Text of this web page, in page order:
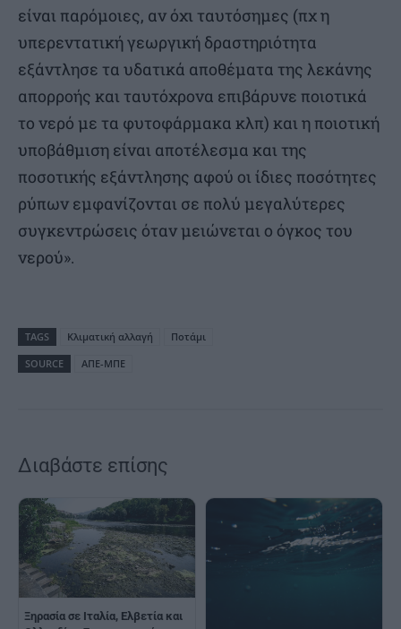
είναι παρόμοιες, αν όχι ταυτόσημες (πχ η
υπερεντατική γεωργική δραστηριότητα
εξάντλησε τα υδατικά αποθέματα της λεκάνης
απορροής και ταυτόχρονα επιβάρυνε ποιοτικά
το νερό με τα φυτοφάρμακα κλπ) και η ποιοτική
υποβάθμιση είναι αποτέλεσμα και της
ποσοτικής εξάντλησης αφού οι ίδιες ποσότητες
ρύπων εμφανίζονται σε πολύ μεγαλύτερες
συγκεντρώσεις όταν μειώνεται ο όγκος του
νερού».
TAGS Κλιματική αλλαγή
Ποτάμι
SOURCE
ΑΠΕ-ΜΠΕ
Διαβάστε επίσης
Ξηρασία σε Ιταλία, Ελβετία και